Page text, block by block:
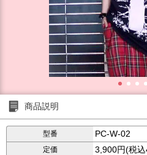
商品説明
型番 PC-W-02
定価 3,900円(税